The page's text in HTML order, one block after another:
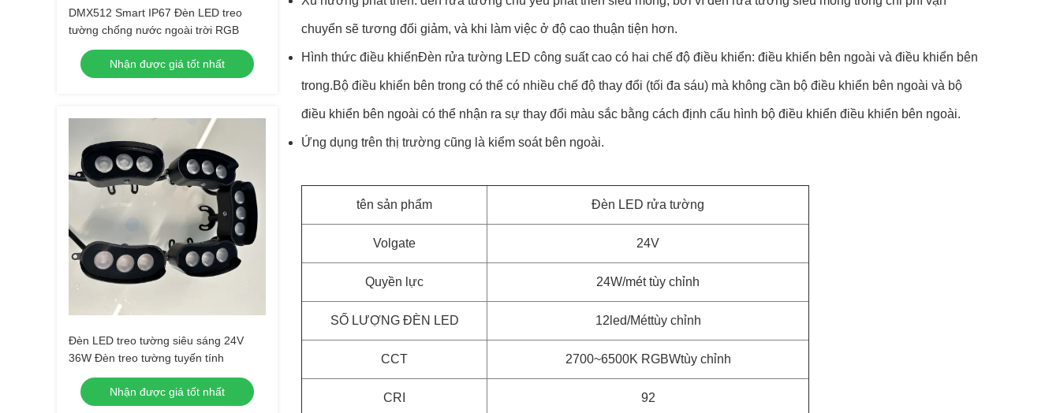
DMX512 Smart IP67 Đèn LED treo
tường chống nước ngoài trời RGB
Nhận được giá tốt nhất
Đèn LED treo tường siêu sáng 24V
36W Đèn treo tường tuyến tính
Nhận được giá tốt nhất
chuyển sẽ tương đối giảm, và khi làm việc ở độ cao thuận tiện hơn.
Hình thức điều khiểnĐèn rửa tường LED công suất cao có hai chế độ điều khiển: điều khiển bên ngoài và điều khiển bên
trong.Bộ điều khiển bên trong có thể có nhiều chế độ thay đổi (tối đa sáu) mà không cần bộ điều khiển bên ngoài và bộ
điều khiển bên ngoài có thể nhận ra sự thay đổi màu sắc bằng cách định cấu hình bộ điều khiển điều khiển bên ngoài.
Ứng dụng trên thị trường cũng là kiểm soát bên ngoài.
tên sản phẩm Đèn LED rửa tường
Volgate 24V
Quyền lực 24W/mét tùy chỉnh
SỐ LƯỢNG ĐÈN LED 12led/Méttùy chỉnh
CCT 2700~6500K RGBWtùy chỉnh
CRI 92